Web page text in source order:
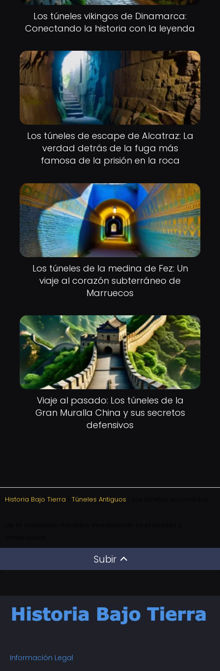
Los túneles vikingos de Dinamarca:
Conectando la historia con la leyenda
Los túneles de escape de Alcatraz: La
verdad detrás de la fuga más
famosa de la prisión en la roca
Los túneles de la medina de Fez: Un
viaje al corazón subterráneo de
Marruecos
Viaje al pasado: Los túneles de la
Gran Muralla China y sus secretos
defensivos
Historia Bajo Tierra Túneles Antiguos
Subir
Información Legal